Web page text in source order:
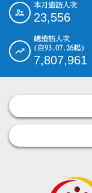
::: 本月造訪人次
23,556
總造訪人次
(自93.07.26起)
7,807,961